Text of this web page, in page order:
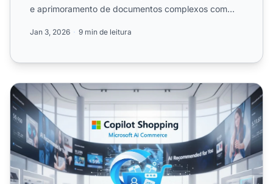
e aprimoramento de documentos complexos com
Jan 3, 2026 9 min de leitura
Copilot Shopping: Otimização para a IA de E-commerce